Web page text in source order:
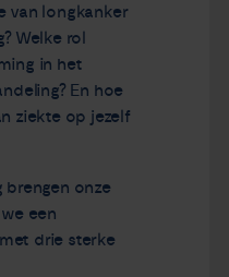
van longkanker
Welke rol
in het
En hoe
ziekte op jezelf
onze
een
drie sterke